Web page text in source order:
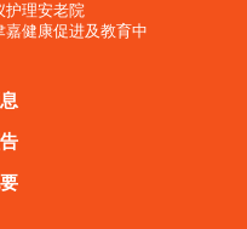
护理安老院
嘉健康促进及教育中